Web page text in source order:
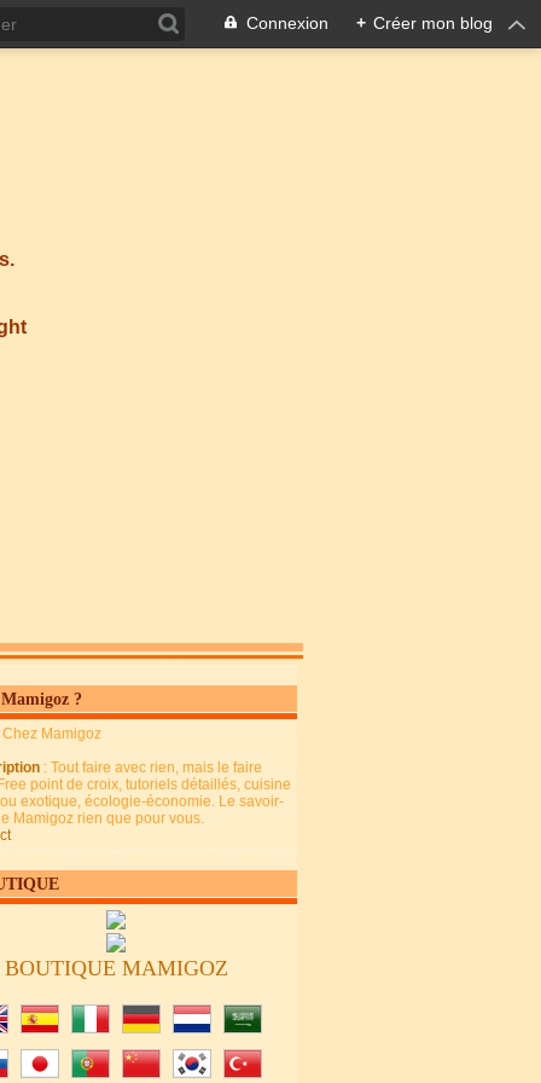
Connexion + Créer mon blog
?
Chez Mamigoz
: Tout faire avec rien, mais le faire
point de croix, tutoriels détaillés, cuisine
exotique, écologie-économie. Le savoir-
Mamigoz rien que pour vous.
BOUTIQUE MAMIGOZ